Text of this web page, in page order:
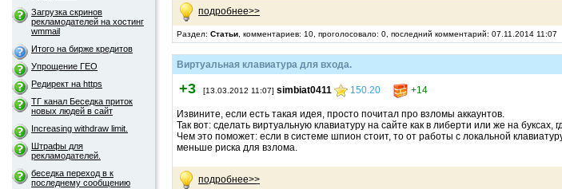
Загрузка скринов
рекламодателей на хостинг
wmmail
Итого на бирже кредитов
Упрощение ГЕО
Редирект на https
ТГ канал Беседка приток
новых людей в сайт
Increasing withdraw limit.
Штрафы для
рекламодателей.
беседка переход в к
последнему сообщению
подробнее>>
Раздел: Статьи , комментариев: 10, проголосовало: 0, последний комментарий: 07.11.2014 11:07
Виртуальная клавиатура для входа.
+3 [13.03.2012 11:07] simbiat0411 150.20 +14
Извините, если есть такая идея, просто почитал про взломы аккаунтов.
Так вот: сделать виртуальную клавиатуру на сайте как в либерти или же на
Чем это поможет: если в системе шпион стоит, то от работы с локальной
меньше риска для взлома.
подробнее>>